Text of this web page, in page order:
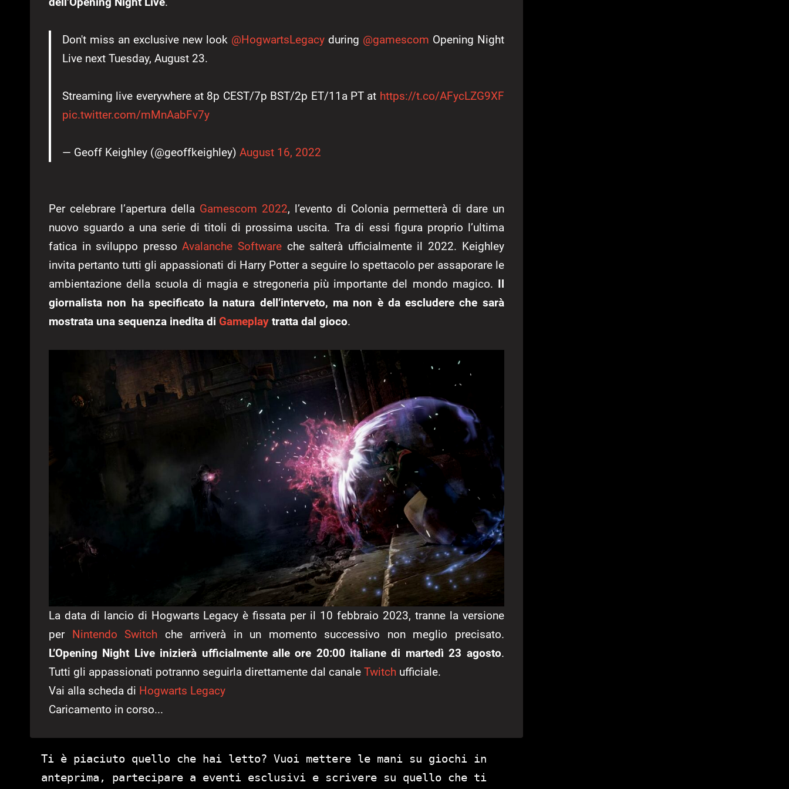
Don't miss an exclusive new look @HogwartsLegacyduring @gamescom Opening Night
Live next Tuesday, August 23.
Streaming live everywhere at 8p CEST/7p BST/2p ET/11a PT at https://t.co/AFycLZG9XF
pic.twitter.com/mMnAabFv7y
— Geoff Keighley (@geoffkeighley) August 16, 2022
Per celebrare l’apertura della Gamescom 2022, l’evento di Colonia permetterà di dare un
nuovo sguardo a una serie di titoli di prossima uscita. Tra di essi figura proprio l’ultima
fatica in sviluppo pressoAvalanche Software che salterà ufficialmente il 2022. Keighley
invita pertanto tutti gli appassionati di Harry Potter a seguire lo spettacolo per assaporare le
ambientazione della scuola di magia e stregoneria più importante del mondo magico. Il
giornalista non ha specificato la natura dell’interveto, ma non è da escludere che sarà
mostrata una sequenza inedita di Gameplay tratta dal gioco.
La data di lancio di Hogwarts Legacy è fissata per il 10 febbraio 2023, tranne la versione
per Nintendo Switch che arriverà in un momento successivo non meglio precisato.
L’Opening Night Live inizierà ufficialmente alle ore 20:00 italiane di martedì 23 agosto.
Tutti gli appassionati potranno seguirla direttamente dal canale Twitch ufficiale.
Vai alla scheda di Hogwarts Legacy
Caricamento in corso...
Ti è piaciuto quello che hai letto? Vuoi mettere le mani su giochi in
anteprima, partecipare a eventi esclusivi e scrivere su quello che ti